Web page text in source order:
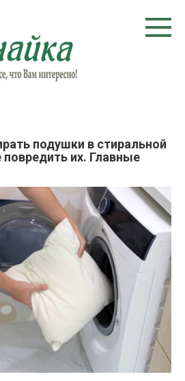
подушки в стиральной
их. Главные